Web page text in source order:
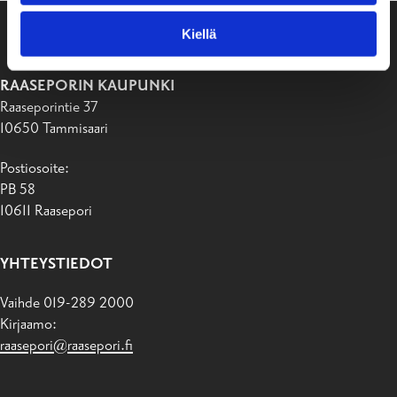
Kiellä
RAASEPORIN KAUPUNKI
Raaseporintie 37
10650 Tammisaari
Postiosoite:
PB 58
10611 Raasepori
YHTEYSTIEDOT
Vaihde 019-289 2000
Kirjaamo:
raasepori@raasepori.fi